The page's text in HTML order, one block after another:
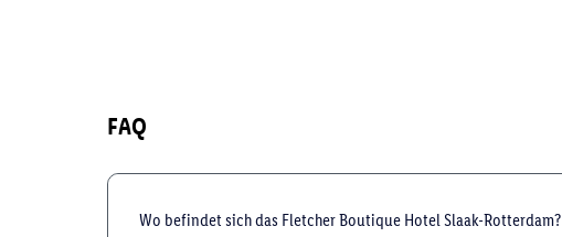
FAQ
Wo befindet sich das Fletcher Boutique Hotel Slaak-Rotterdam?